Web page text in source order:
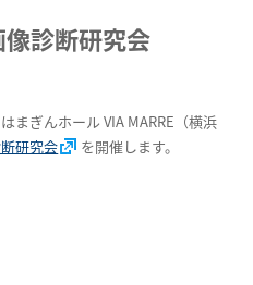
診断研究会
まぎんホール VIA MARRE（横浜
研究会 を開催します。